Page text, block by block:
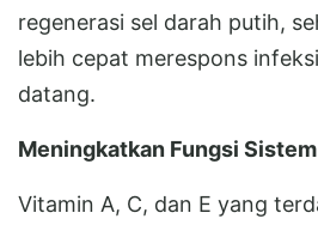
regenerasi sel darah putih,
lebih cepat merespons
datang.
Meningkatkan Fungsi
Vitamin A, C, dan E yang